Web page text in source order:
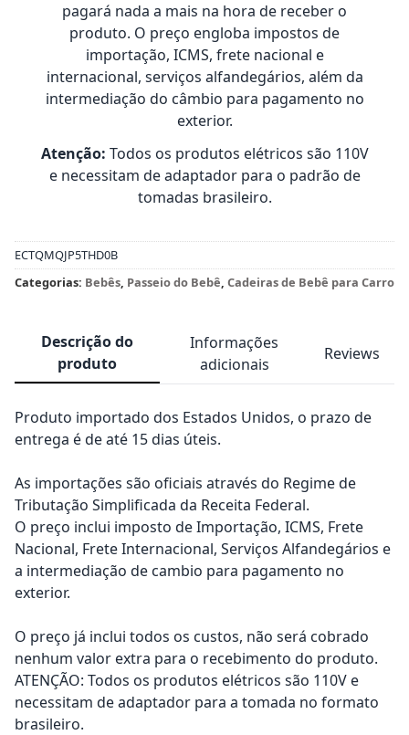
pagará nada a mais na hora de receber o
produto. O preço engloba impostos de
importação, ICMS, frete nacional e
internacional, serviços alfandegários, além da
intermediação do câmbio para pagamento no
exterior.
Atenção: Todos os produtos elétricos são 110V
e necessitam de adaptador para o padrão de
tomadas brasileiro.
ECTQMQJP5THD0B
Categorias: Bebês, Passeio do Bebê, Cadeiras de Bebê para Carro
Descrição do
produto
Informações
adicionais
Reviews
Produto importado dos Estados Unidos, o prazo de
entrega é de até 15 dias úteis.
As importações são oficiais através do Regime de
Tributação Simplificada da Receita Federal.
O preço inclui imposto de Importação, ICMS, Frete
Nacional, Frete Internacional, Serviços Alfandegários e
a intermediação de cambio para pagamento no
exterior.
O preço já inclui todos os custos, não será cobrado
nenhum valor extra para o recebimento do produto.
ATENÇÃO: Todos os produtos elétricos são 110V e
necessitam de adaptador para a tomada no formato
brasileiro.